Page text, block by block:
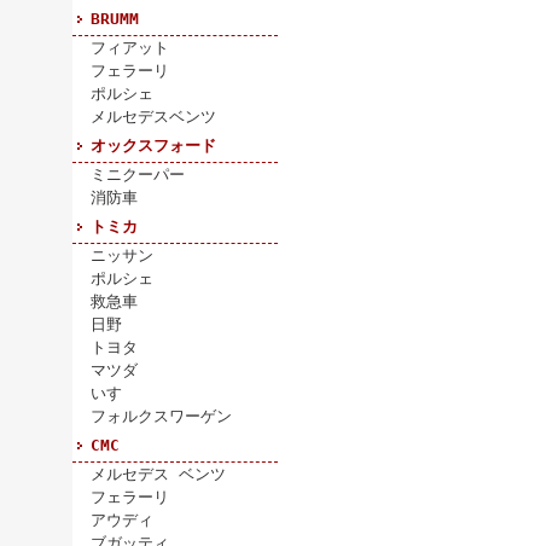
BRUMM
フィアット
フェラーリ
ポルシェ
メルセデスベンツ
オックスフォード
ミニクーパー
消防車
トミカ
ニッサン
ポルシェ
救急車
日野
トヨタ
マツダ
いすゞ
フォルクスワーゲン
CMC
メルセデス ベンツ
フェラーリ
アウディ